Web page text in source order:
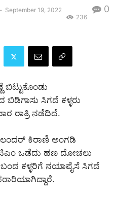
- September 19, 2022 0
236
ಬಿಟ್ಟುಕೊಂಡು
ಸಿಗದೆ ಕಳ್ಳರು
ರಾತ್ರಿ ನಡೆದಿದೆ.
ಕಿರಾಣಿ ಅಂಗಡಿ
ಒಡೆದು ಹಣ ದೋಚಲು
ಕಳ್ಳರಿಗೆ ನಯಾಪೈಸೆ ಸಿಗದೆ